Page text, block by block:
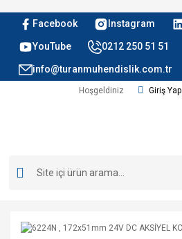
Facebook Instagram
YouTube 0212 250 51 51
info@turanmuhendislik.com.tr
Hoşgeldiniz Giriş Yap